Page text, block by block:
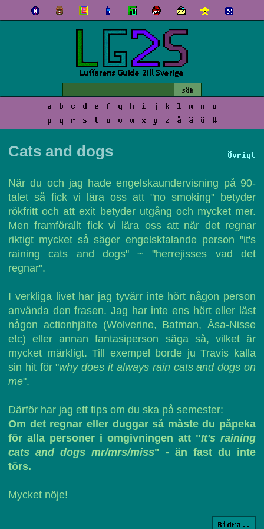
a b c d e f g h i j k l m n
o
p
q r s t u v w x y z å ä ö #
Övrigt
Cats and dogs
När du och jag hade engelskaundervisning på 90-
talet så fick vi lära oss att "no smoking" betyder
rökfritt och att exit betyder utgång och mycket mer.
Men framförallt fick vi lära oss att när det regnar
riktigt mycket så säger engelsktalande person "it's
raining cats and dogs" ~ "herrejisses vad det
regnar".
I verkliga livet har jag tyvärr inte hört någon person
använda den frasen. Jag har inte ens hört eller läst
någon actionhjälte (Wolverine, Batman, Åsa-Nisse
etc) eller annan fantasiperson säga så, vilket är
mycket märkligt. Till exempel borde ju Travis kalla
sin hit för "why does it always rain cats and dogs on
me".
Därför har jag ett tips om du ska på semester:
Om det regnar eller duggar så måste du påpeka
för alla personer i omgivningen att "It's raining
cats and dogs mr/mrs/miss" - än fast du inte
törs.
Mycket nöje!
Bidra..